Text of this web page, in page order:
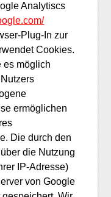
Analytiscs
Plug-In zur
Cookies.
es möglich
ermöglichen
Die durch den
die Nutzung
IP-Adresse)
von Google